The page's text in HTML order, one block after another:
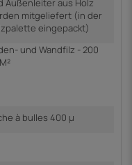
Außenleiter aus Holz
mitgeliefert (in der
eingepackt)
und Wandfilz - 200
à bulles 400 µ